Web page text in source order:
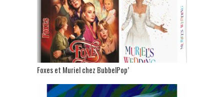
Foxes et Muriel chez BubbelPop’